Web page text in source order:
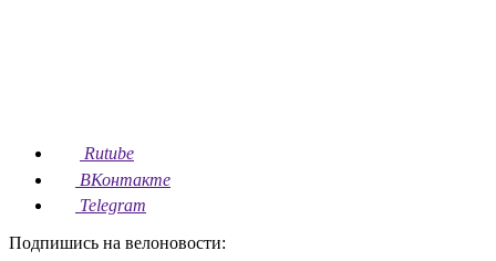
Rutube
ВКонтакте
Telegram
Подпишись на велоновости: